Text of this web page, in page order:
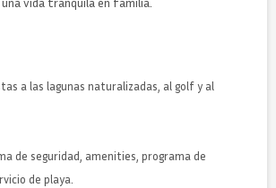
a las lagunas naturalizadas, al golf y al
de seguridad, amenities, programa de
de playa.